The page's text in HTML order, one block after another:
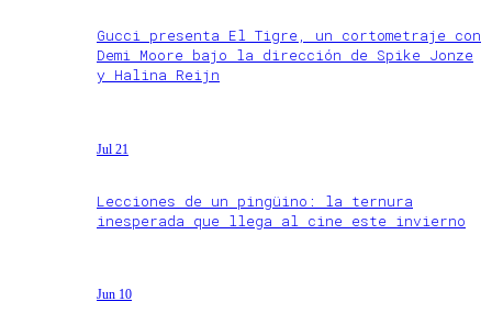
Gucci presenta El Tigre, un cortometraje con
Demi Moore bajo la dirección de Spike Jonze
y Halina Reijn
Jul 21
Lecciones de un pingüino: la ternura
inesperada que llega al cine este invierno
Jun 10